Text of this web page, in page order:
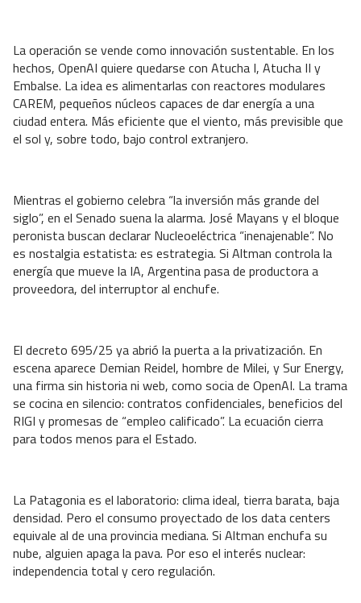
La operación se vende como innovación sustentable. En los
hechos, OpenAI quiere quedarse con Atucha I, Atucha II y
Embalse. La idea es alimentarlas con reactores modulares
CAREM, pequeños núcleos capaces de dar energía a una
ciudad entera. Más eficiente que el viento, más previsible que
el sol y, sobre todo, bajo control extranjero.
Mientras el gobierno celebra “la inversión más grande del
siglo”, en el Senado suena la alarma. José Mayans y el bloque
peronista buscan declarar Nucleoeléctrica “inenajenable”. No
es nostalgia estatista: es estrategia. Si Altman controla la
energía que mueve la IA, Argentina pasa de productora a
proveedora, del interruptor al enchufe.
El decreto 695/25 ya abrió la puerta a la privatización. En
escena aparece Demian Reidel, hombre de Milei, y Sur Energy,
una firma sin historia ni web, como socia de OpenAI. La trama
se cocina en silencio: contratos confidenciales, beneficios del
RIGI y promesas de “empleo calificado”. La ecuación cierra
para todos menos para el Estado.
La Patagonia es el laboratorio: clima ideal, tierra barata, baja
densidad. Pero el consumo proyectado de los data centers
equivale al de una provincia mediana. Si Altman enchufa su
nube, alguien apaga la pava. Por eso el interés nuclear:
independencia total y cero regulación.